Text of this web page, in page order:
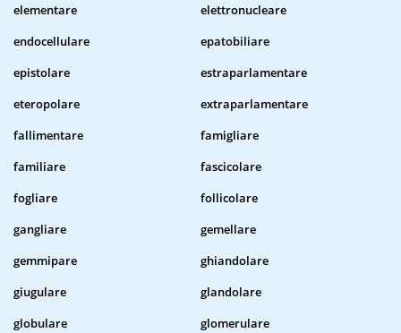
elementare
elettronucleare
endocellulare
epatobiliare
epistolare
estraparlamentare
eteropolare
extraparlamentare
fallimentare
famigliare
familiare
fascicolare
fogliare
follicolare
gangliare
gemellare
gemmipare
ghiandolare
giugulare
glandolare
globulare
glomerulare